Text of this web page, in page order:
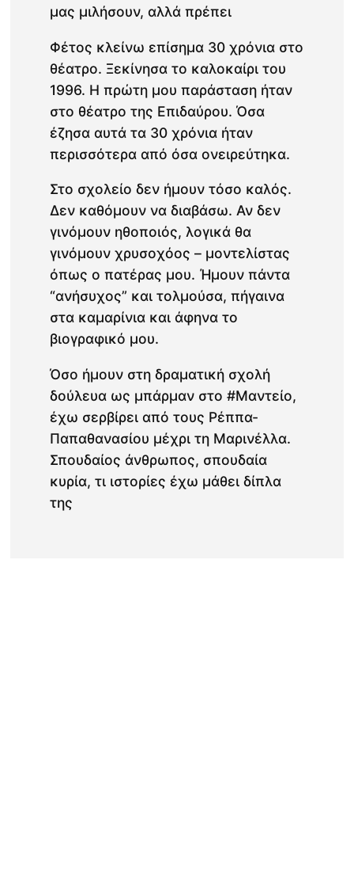
μας μιλήσουν, αλλά πρέπει
Φέτος κλείνω επίσημα 30 χρόνια στο
θέατρο. Ξεκίνησα το καλοκαίρι του
1996. Η πρώτη μου παράσταση ήταν
στο θέατρο της Επιδαύρου. Όσα
έζησα αυτά τα 30 χρόνια ήταν
περισσότερα από όσα ονειρεύτηκα.
Στο σχολείο δεν ήμουν τόσο καλός.
Δεν καθόμουν να διαβάσω. Αν δεν
γινόμουν ηθοποιός, λογικά θα
γινόμουν χρυσοχόος – μοντελίστας
όπως ο πατέρας μου. Ήμουν πάντα
“ανήσυχος” και τολμούσα, πήγαινα
στα καμαρίνια και άφηνα το
βιογραφικό μου.
Όσο ήμουν στη δραματική σχολή
δούλευα ως μπάρμαν στο #Μαντείο,
έχω σερβίρει από τους Ρέππα-
Παπαθανασίου μέχρι τη Μαρινέλλα.
Σπουδαίος άνθρωπος, σπουδαία
κυρία, τι ιστορίες έχω μάθει δίπλα
της